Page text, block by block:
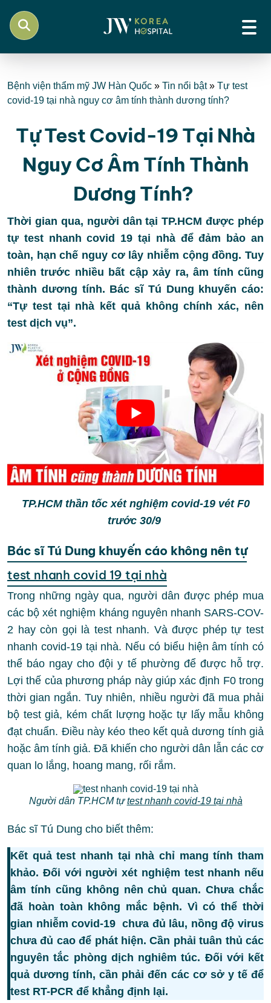
Bệnh viện thẩm mỹ JW Hàn Quốc » Tin nổi bật» Tự test
covid-19 tại nhà nguy cơ âm tính thành dương tính?
Tự Test Covid-19 Tại Nhà
Nguy Cơ Âm Tính Thành
Dương Tính?
Thời gian qua, người dân tại TP.HCM được phép
tự test nhanh covid 19 tại nhà để đảm bảo an
toàn, hạn chế nguy cơ lây nhiễm cộng đồng. Tuy
nhiên trước nhiều bất cập xảy ra, âm tính cũng
thành dương tính. Bác sĩ Tú Dung khuyến cáo:
“Tự test tại nhà kết quả không chính xác, nên
test dịch vụ”.
TP.HCM thần tốc xét nghiệm covid-19 vét F0
trước 30/9
Bác sĩ Tú Dung khuyến cáo không nên tự
test nhanh covid 19 tại nhà
Trong những ngày qua, người dân được phép mua
các bộ xét nghiệm kháng nguyên nhanh SARS-COV-
2 hay còn gọi là test nhanh. Và được phép tự test
nhanh covid-19 tại nhà. Nếu có biểu hiện âm tính có
thể báo ngay cho đội y tế phường để được hỗ trợ.
Lợi thế của phương pháp này giúp xác định F0 trong
thời gian ngắn. Tuy nhiên, nhiều người đã mua phải
bộ test giả, kém chất lượng hoặc tự lấy mẫu không
đạt chuẩn. Điều này kéo theo kết quả dương tính giả
hoặc âm tính giả. Đã khiến cho người dân lẫn các cơ
quan lo lắng, hoang mang, rối rắm.
Người dân TP.HCM tựtest nhanh covid-19 tại nhà
Bác sĩ Tú Dung cho biết thêm:
Kết quả test nhanh tại nhà chỉ mang tính tham
khảo. Đối với người xét nghiệm test nhanh nếu
âm tính cũng không nên chủ quan. Chưa chắc
đã hoàn toàn không mắc bệnh. Vì có thể thời
gian nhiễm covid-19 chưa đủ lâu, nồng độ virus
chưa đủ cao để phát hiện. Cần phải tuân thủ các
nguyên tắc phòng dịch nghiêm túc. Đối với kết
quả dương tính, cần phải đến các cơ sở y tế để
test RT-PCR để khẳng định lại.